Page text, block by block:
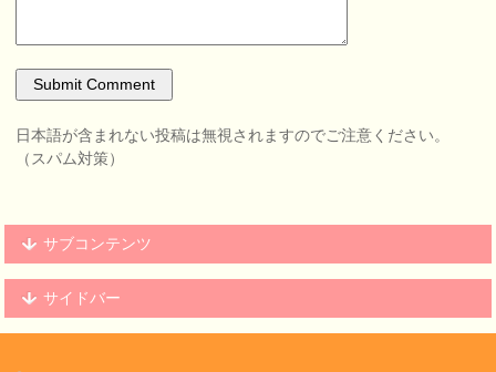
日本語が含まれない投稿は無視されますのでご注意ください。
（スパム対策）
サブコンテンツ
サイドバー